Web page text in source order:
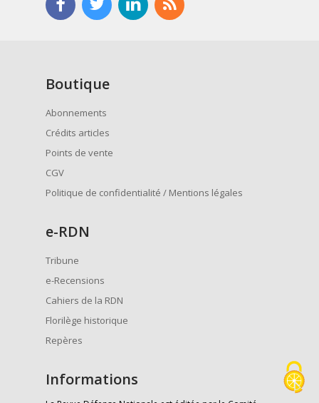
Boutique
Abonnements
Crédits articles
Points de vente
CGV
Politique de confidentialité / Mentions légales
e-RDN
Tribune
e-Recensions
Cahiers de la RDN
Florilège historique
Repères
Informations